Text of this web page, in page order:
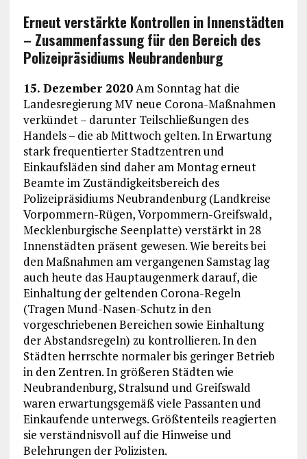
Erneut verstärkte Kontrollen in Innenstädten
– Zusammenfassung für den Bereich des
Polizeipräsidiums Neubrandenburg
15. Dezember 2020Am Sonntag hat die
Landesregierung MV neue Corona-Maßnahmen
verkündet – darunter Teilschließungen des
Handels – die ab Mittwoch gelten. In Erwartung
stark frequentierter Stadtzentren und
Einkaufsläden sind daher am Montag erneut
Beamte im Zuständigkeitsbereich des
Polizeipräsidiums Neubrandenburg (Landkreise
Vorpommern-Rügen, Vorpommern-Greifswald,
Mecklenburgische Seenplatte) verstärkt in 28
Innenstädten präsent gewesen. Wie bereits bei
den Maßnahmen am vergangenen Samstag lag
auch heute das Hauptaugenmerk darauf, die
Einhaltung der geltenden Corona-Regeln
(Tragen Mund-Nasen-Schutz in den
vorgeschriebenen Bereichen sowie Einhaltung
der Abstandsregeln) zu kontrollieren. In den
Städten herrschte normaler bis geringer Betrieb
in den Zentren. In größeren Städten wie
Neubrandenburg, Stralsund und Greifswald
waren erwartungsgemäß viele Passanten und
Einkaufende unterwegs. Größtenteils reagierten
sie verständnisvoll auf die Hinweise und
Belehrungen der Polizisten.